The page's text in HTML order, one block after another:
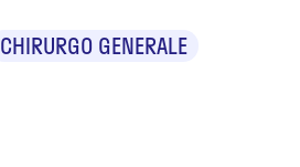
CHIRURGO GENERALE